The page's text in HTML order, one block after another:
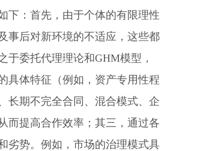
下：首先，由于个体的有限理性
事后对新环境的不适应，这些都
委托代理理论和GHM模型，
具体特征（例如，资产专用性程
长期不完全合同、混合模式、企
而提高合作效率；其三，通过各
劣势。例如，市场的治理模式具